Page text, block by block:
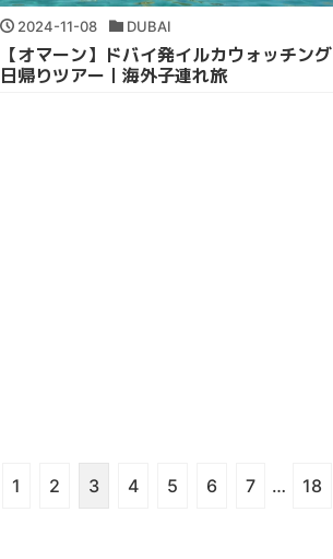
2024-11-08 DUBAI
【オマーン】ドバイ発イルカウォッチング
日帰りツアー｜海外子連れ旅
1 2 3 4 5 6 7 … 18